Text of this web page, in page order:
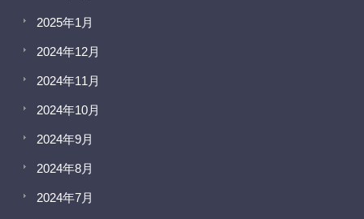
2025年1月
2024年12月
2024年11月
2024年10月
2024年9月
2024年8月
2024年7月